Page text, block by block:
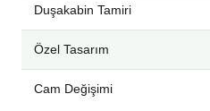
Duşakabin Tamiri
Özel Tasarım
Cam Değişimi